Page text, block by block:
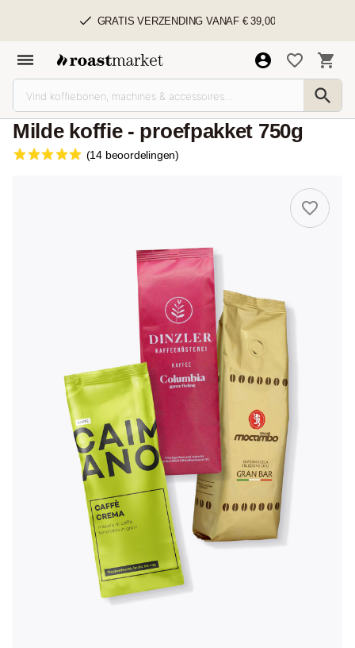
GRATIS VERZENDING VANAF € 39,00
Milde koffie - proefpakket 750g
(14 beoordelingen)